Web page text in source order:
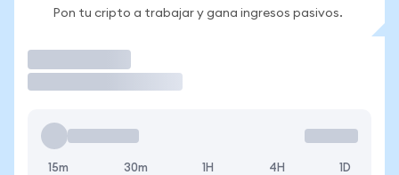
Pon tu cripto a trabajar y gana ingresos pasivos.
15m 30m 1H 4H 1D